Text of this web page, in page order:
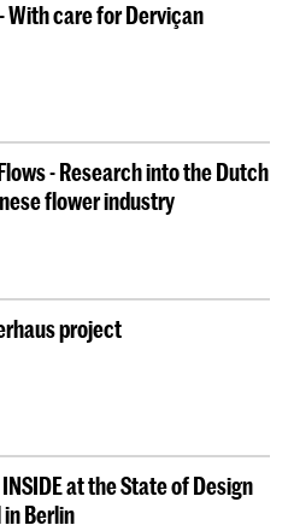
With care for Derviçan
- Research into the Dutch
flower industry
project
at the State of Design
in Berlin